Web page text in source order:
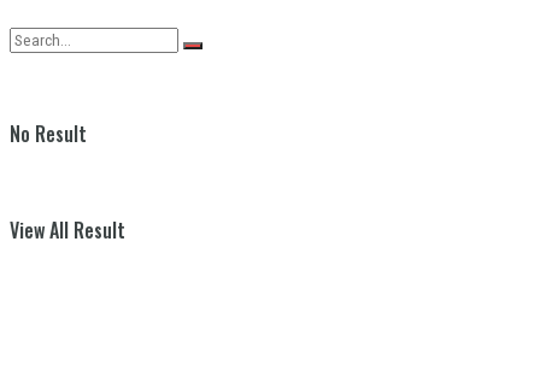
No Result
View All Result